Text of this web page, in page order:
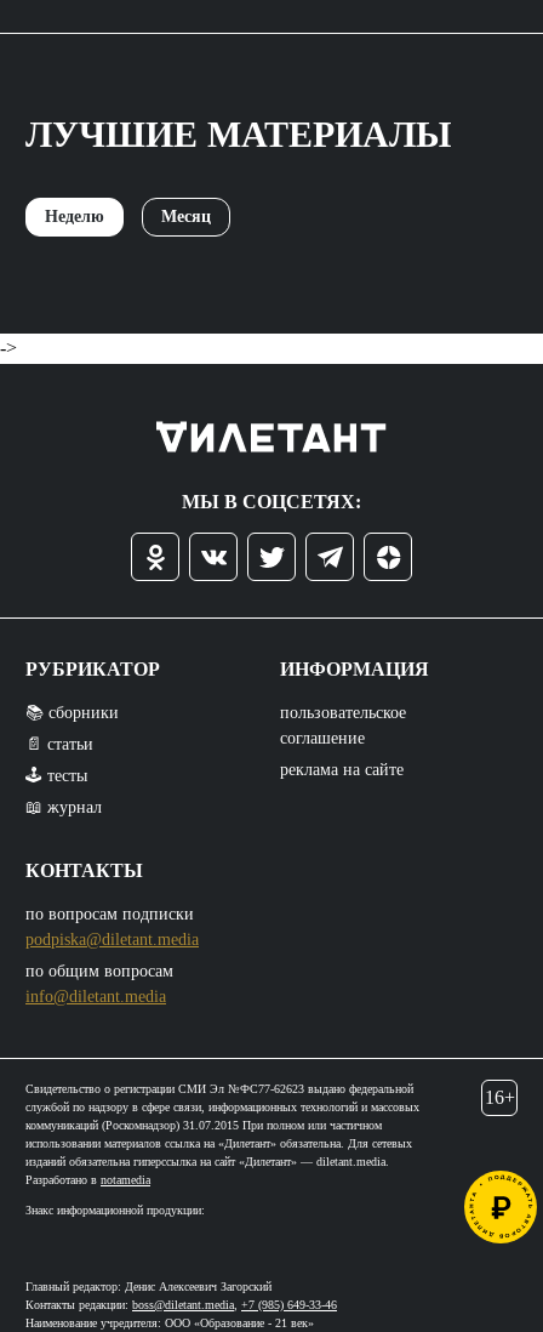
ЛУЧШИЕ МАТЕРИАЛЫ
Неделю Месяц
->
МЫ В СОЦСЕТЯХ:
РУБРИКАТОР
📚 сборники
📄 статьи
🕹️ тесты
📖 журнал
КОНТАКТЫ
по вопросам подписки
podpiska@diletant.media
по общим вопросам
info@diletant.media
ИНФОРМАЦИЯ
пользовательское
соглашение
реклама на сайте
Свидетельство о регистрации СМИ Эл №ФС77-62623 выдано федеральной
службой по надзору в сфере связи, информационных технологий и массовых
коммуникаций (Роскомнадзор) 31.07.2015 При полном или частичном
использовании материалов ссылка на «Дилетант» обязательна. Для сетевых
изданий обязательна гиперссылка на сайт «Дилетант» — diletant.media.
Разработано в notamedia
Знакс информационной продукции:
Главный редактор: Денис Алексеевич Загорский
Контакты редакции: boss@diletant.media +7 (985) 649-33-46
Наименование учредителя: ООО «Образование - 21 век»
16+